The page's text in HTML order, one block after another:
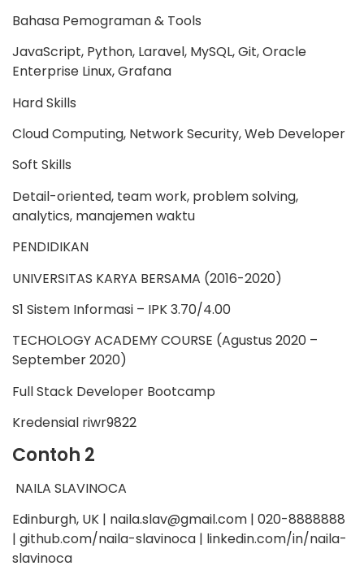
Bahasa Pemograman & Tools
JavaScript, Python, Laravel, MySQL, Git, Oracle
Enterprise Linux, Grafana
Hard Skills
Cloud Computing, Network Security, Web Developer
Soft Skills
Detail-oriented, team work, problem solving,
analytics, manajemen waktu
PENDIDIKAN
UNIVERSITAS KARYA BERSAMA (2016-2020)
S1 Sistem Informasi – IPK 3.70/4.00
TECHOLOGY ACADEMY COURSE (Agustus 2020 –
September 2020)
Full Stack Developer Bootcamp
Kredensial riwr9822
Contoh 2
NAILA SLAVINOCA
Edinburgh, UK | naila.slav@gmail.com | 020-8888888
| github.com/naila-slavinoca | linkedin.com/in/naila-
slavinoca